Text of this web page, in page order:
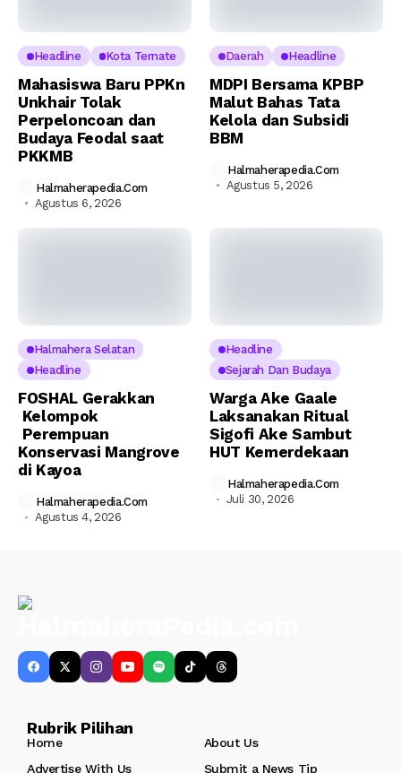
Headline Kota Ternate
Mahasiswa Baru PPKn
Unkhair Tolak
Perpeloncoan dan
Budaya Feodal saat
PKKMB
Halmaherapedia.com
Agustus 6, 2026
Daerah Headline
MDPI Bersama KPBP
Malut Bahas Tata
Kelola dan Subsidi
BBM
Halmaherapedia.com
Agustus 5, 2026
Halmahera Selatan
Headline
FOSHAL Gerakkan
Kelompok
Perempuan
Konservasi Mangrove
di Kayoa
Halmaherapedia.com
Agustus 4, 2026
Headline
Sejarah Dan Budaya
Warga Ake Gaale
Laksanakan Ritual
Sigofi Ake Sambut
HUT Kemerdekaan
Halmaherapedia.com
Juli 30, 2026
Rubrik Pilihan
Home
About Us
Advertise With Us
Submit a News Tip